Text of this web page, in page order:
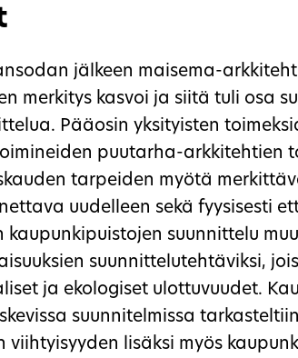
jälkeen maisema-
merkitys kasvoi ja siitä tuli osa
Pääosin yksityisten
puutarha-arkkitehtien
tarpeiden myötä
uudelleen sekä fyysisesti
kaupunkipuistojen suunnittelu
suunnittelutehtäviksi,
ja ekologiset ulottuvuudet.
suunnitelmissa
viihtyisyyden lisäksi myös